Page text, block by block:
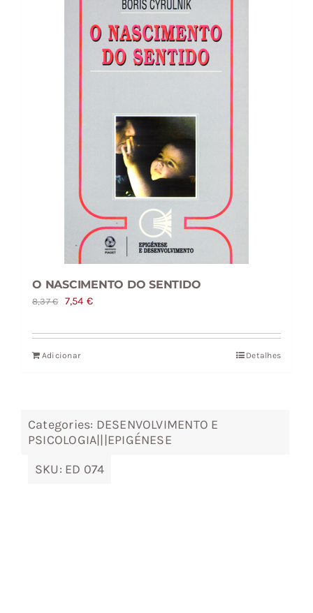
O NASCIMENTO DO SENTIDO
8,37€
O
original
era:
7,54 €O
atual
Adicionar Detalhes
Categories: DESENVOLVIMENTO E
PSICOLOGIA|||EPIGÉNESE
SKU: ED 074